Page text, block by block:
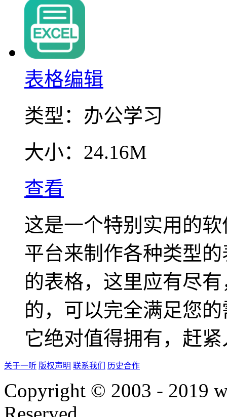
表格编辑
类型： 办公学习
大小： 24.16M
查看
这是一个特别实用的
平台来制作各种类型
的表格，这里应有尽
的，可以完全满足您
它绝对值得拥有，赶
关于一听 版权声明 联系我们 历史合作
Copyright © 2003 - 2019